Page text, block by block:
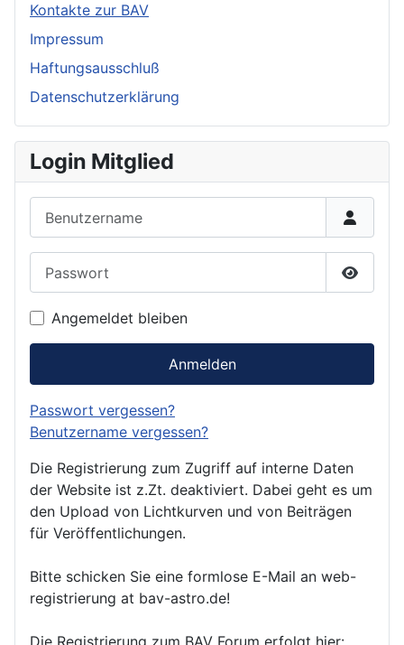
Kontakte zur BAV
Impressum
Haftungsausschluß
Datenschutzerklärung
Login Mitglied
Angemeldet bleiben
Anmelden
Passwort vergessen?
Benutzername vergessen?
Die Registrierung zum Zugriff auf interne Daten
der Website ist z.Zt. deaktiviert. Dabei geht es um
den Upload von Lichtkurven und von Beiträgen
für Veröffentlichungen.
Bitte schicken Sie eine formlose E-Mail an web-
registrierung at bav-astro.de!
Die Registrierung zum BAV Forum erfolgt hier: